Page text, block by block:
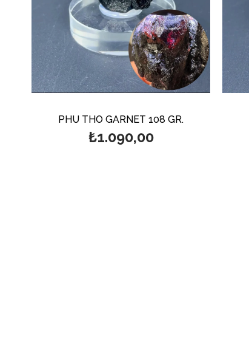
PHU THO GARNET 108 GR.
₺1.090,00